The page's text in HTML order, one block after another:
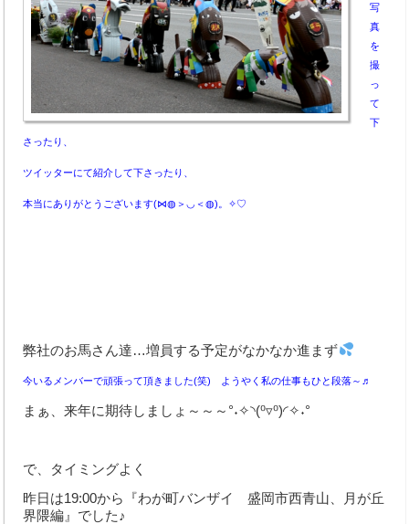
新車取扱メーカー
業務内容
オートオークション
車検整備
手続代行
メールでのお問い合わせ
個人情報の取扱いについて
写
真
を
撮
っ
て
下
さったり、
ツイッターにて紹介して下さったり、
本当にありがとうございます(⋈◍＞◡＜◍)。✧♡
弊社のお馬さん達…増員する予定がなかなか進まず
今いるメンバーで頑張って頂きました(笑) ようやく私の仕事もひと段落～♬
まぁ、来年に期待しましょ～～～°˖✧◝(⁰▿⁰)◜✧˖°
で、タイミングよく
昨日は19:00から『わが町バンザイ 盛岡市西青山、月が丘
界隈編』でした♪